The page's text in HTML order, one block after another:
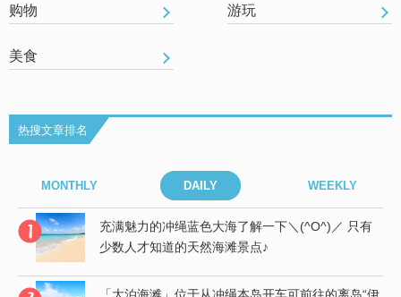
购物 游玩
美食
热搜文章排名
MONTHLY DAILY WEEKLY
充满魅力的冲绳蓝色大海了解一下＼(^O^)／ 只有
少数人才知道的天然海滩景点♪